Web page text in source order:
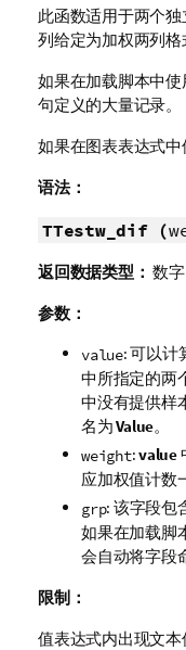
此函数适用于两个
列给定为加权两列格
如果在加载脚本中使
句定义的大量记录。
如果在图表表达式中
语法：
TTestw_dif (
返回数据类型： 数字
参数：
value: 可以计
中所指定的两
中没有提供样
名为Value。
weight:value
应加权值计数
grp: 该字段包
如果在加载脚
会自动将字段
限制：
值表达式内出现文本